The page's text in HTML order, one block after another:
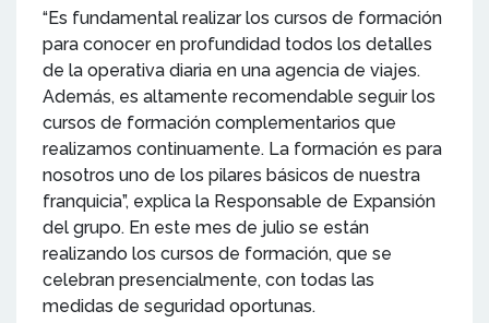
“Es fundamental realizar los cursos de formación
para conocer en profundidad todos los detalles
de la operativa diaria en una agencia de viajes.
Además, es altamente recomendable seguir los
cursos de formación complementarios que
realizamos continuamente. La formación es para
nosotros uno de los pilares básicos de nuestra
franquicia”, explica la Responsable de Expansión
del grupo. En este mes de julio se están
realizando los cursos de formación, que se
celebran presencialmente, con todas las
medidas de seguridad oportunas.